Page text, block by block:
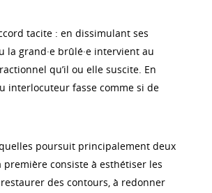
tacite : en dissimulant ses
grand·e brûlé·e intervient au
qu’il ou elle suscite. En
interlocuteur fasse comme si de
poursuit principalement deux
consiste à esthétiser les
des contours, à redonner